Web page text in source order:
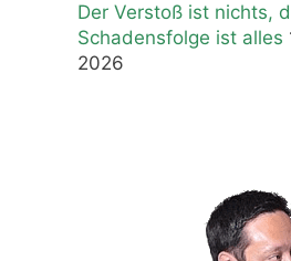
Der Verstoß ist nichts,
Schadensfolge ist alles
2026